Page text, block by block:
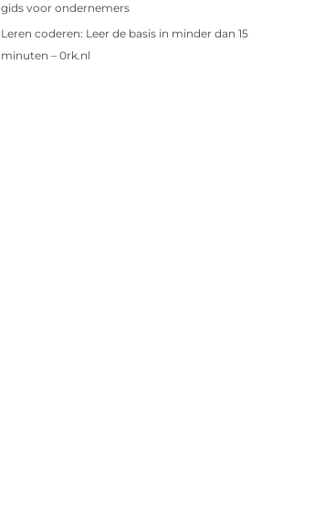
gids voor ondernemers
Leren coderen: Leer de basis in minder dan 15
minuten – 0rk.nl